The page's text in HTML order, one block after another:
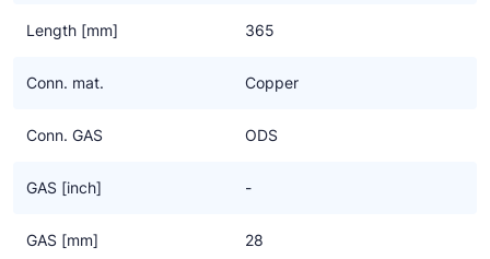
Length [mm] 365
Conn. mat. Copper
Conn. GAS ODS
GAS [inch] -
GAS [mm] 28